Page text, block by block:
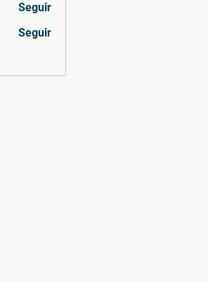
Seguir
Seguir